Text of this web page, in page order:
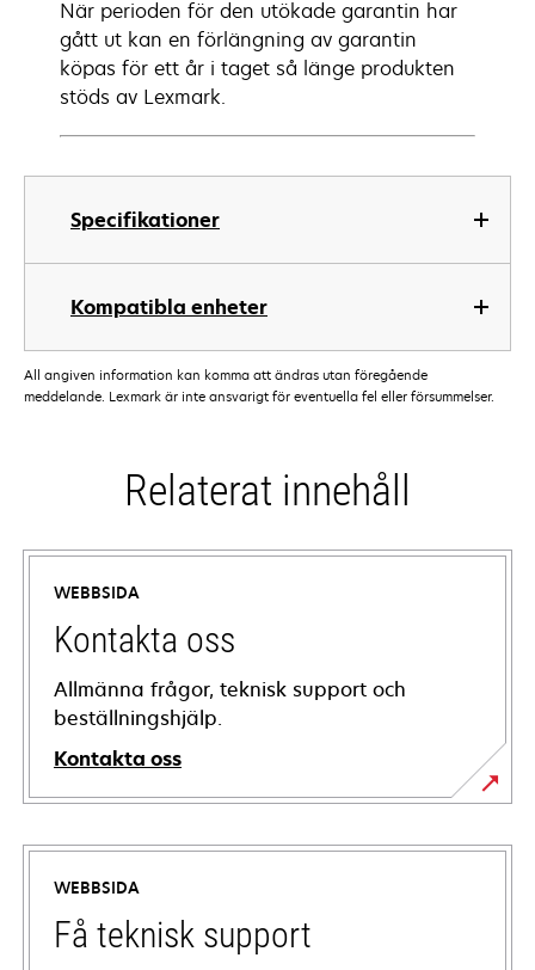
Specifikationer
Kompatibla enheter
När perioden för den utökade garantin har
gått ut kan en förlängning av garantin
köpas för ett år i taget så länge produkten
stöds av Lexmark.
All angiven information kan komma att ändras utan föregående
meddelande. Lexmark är inte ansvarigt för eventuella fel eller försummelser.
Relaterat innehåll
WEBBSIDA
Kontakta oss
Allmänna frågor, teknisk support och
beställningshjälp.
Kontakta oss
WEBBSIDA
Få teknisk support